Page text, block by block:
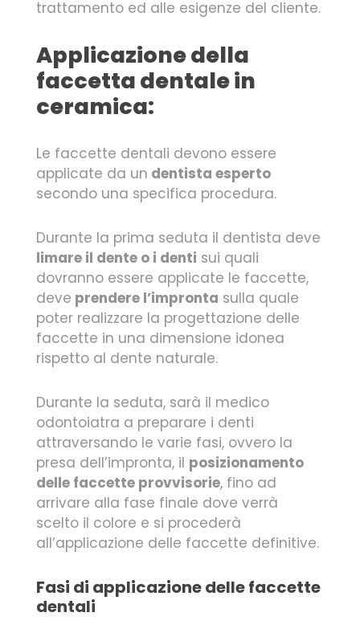
trattamento ed alle esigenze del cliente.
Applicazione della
faccetta dentale in
ceramica:
Le faccette dentali devono essere
applicate da un dentista esperto
secondo una specifica procedura.
Durante la prima seduta il dentista deve
limare il dente o i denti sui quali
dovranno essere applicate le faccette,
deve prendere l’impronta sulla quale
poter realizzare la progettazione delle
faccette in una dimensione idonea
rispetto al dente naturale.
Durante la seduta, sarà il medico
odontoiatra a preparare i denti
attraversando le varie fasi, ovvero la
presa dell’impronta, il posizionamento
delle faccette provvisorie, fino ad
arrivare alla fase finale dove verrà
scelto il colore e si procederà
all’applicazione delle faccette definitive.
Fasi di applicazione delle faccette
dentali